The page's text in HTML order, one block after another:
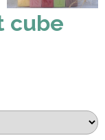
cube